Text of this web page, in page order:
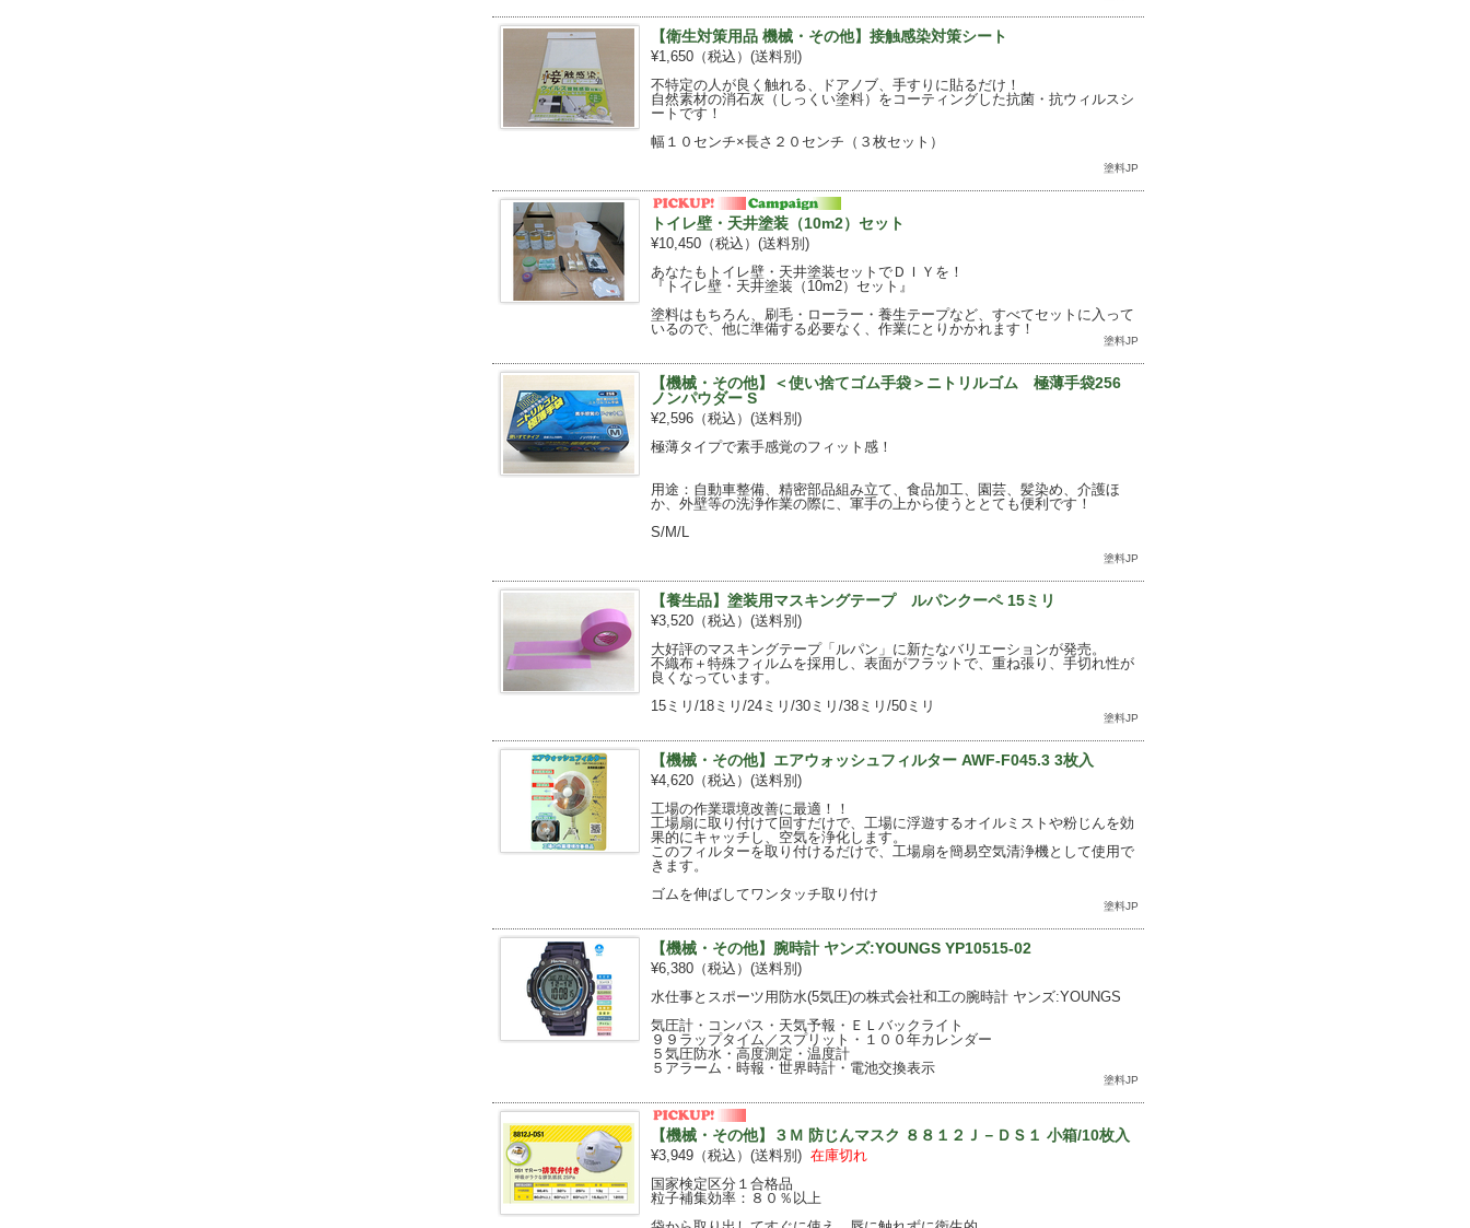
【衛生対策用品 機械・その他】接触感染対策シート
¥1,650（税込） (送料別)
不特定の人が良く触れる、ドアノブ、手すりに貼るだけ！
自然素材の消石灰（しっくい塗料）をコーティングした抗菌・抗ウィルスシ
ートです！
幅１０センチ×長さ２０センチ（３枚セット）
塗料JP
トイレ壁・天井塗装（10m2）セット
¥10,450（税込） (送料別)
あなたもトイレ壁・天井塗装セットでＤＩＹを！
『トイレ壁・天井塗装（10m2）セット』
塗料はもちろん、刷毛・ローラー・養生テープなど、すべてセットに入って
いるので、他に準備する必要なく、作業にとりかかれます！
塗料JP
【機械・その他】＜使い捨てゴム手袋＞ニトリルゴム 極薄手袋256
ノンパウダー S
¥2,596（税込） (送料別)
極薄タイプで素手感覚のフィット感！
用途：自動車整備、精密部品組み立て、食品加工、園芸、髪染め、介護ほ
か、外壁等の洗浄作業の際に、軍手の上から使うととても便利です！
S/M/L
塗料JP
【養生品】塗装用マスキングテープ ルパンクーペ 15ミリ
¥3,520（税込） (送料別)
大好評のマスキングテープ「ルパン」に新たなバリエーションが発売。
不織布＋特殊フィルムを採用し、表面がフラットで、重ね張り、手切れ性が
良くなっています。
15ミリ/18ミリ/24ミリ/30ミリ/38ミリ/50ミリ
塗料JP
【機械・その他】エアウォッシュフィルター AWF-F045.3 3枚入
¥4,620（税込） (送料別)
工場の作業環境改善に最適！！
工場扇に取り付けて回すだけで、工場に浮遊するオイルミストや粉じんを効
果的にキャッチし、空気を浄化します。
このフィルターを取り付けるだけで、工場扇を簡易空気清浄機として使用で
きます。
ゴムを伸ばしてワンタッチ取り付け
塗料JP
【機械・その他】腕時計 ヤンズ:YOUNGS YP10515-02
¥6,380（税込） (送料別)
水仕事とスポーツ用防水(5気圧)の株式会社和工の腕時計 ヤンズ:YOUNGS
気圧計・コンパス・天気予報・ＥＬバックライト
９９ラップタイム／スプリット・１００年カレンダー
５気圧防水・高度測定・温度計
５アラーム・時報・世界時計・電池交換表示
塗料JP
【機械・その他】３Ｍ 防じんマスク ８８１２Ｊ－ＤＳ１ 小箱/10枚入
¥3,949（税込） (送料別) 在庫切れ
国家検定区分１合格品
粒子補集効率：８０％以上